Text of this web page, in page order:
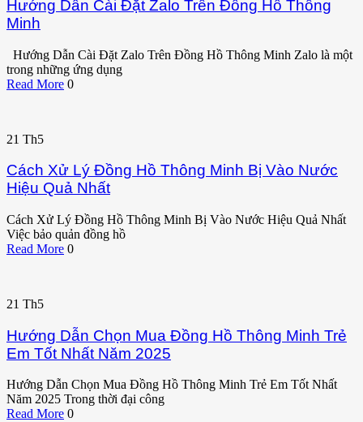
Hướng Dẫn Cài Đặt Zalo Trên Đồng Hồ Thông
Minh
Hướng Dẫn Cài Đặt Zalo Trên Đồng Hồ Thông Minh Zalo là một
trong những ứng dụng
Read More 0
21 Th5
Cách Xử Lý Đồng Hồ Thông Minh Bị Vào Nước
Hiệu Quả Nhất
Cách Xử Lý Đồng Hồ Thông Minh Bị Vào Nước Hiệu Quả Nhất
Việc bảo quản đồng hồ
Read More 0
21 Th5
Hướng Dẫn Chọn Mua Đồng Hồ Thông Minh Trẻ
Em Tốt Nhất Năm 2025
Hướng Dẫn Chọn Mua Đồng Hồ Thông Minh Trẻ Em Tốt Nhất
Năm 2025 Trong thời đại công
Read More 0